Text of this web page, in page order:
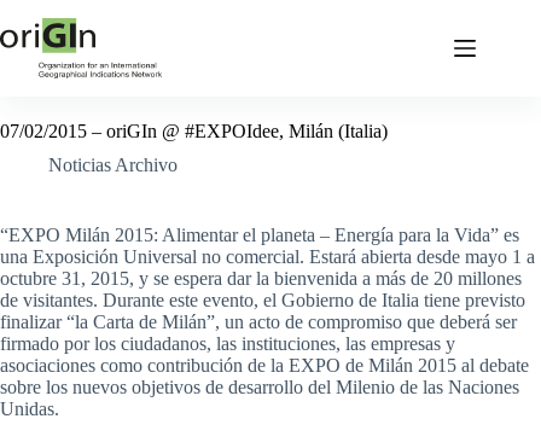
07/02/2015 – oriGIn @ #EXPOIdee, Milán (Italia)
Noticias Archivo
“EXPO Milán 2015: Alimentar el planeta – Energía para la Vida” es
una Exposición Universal no comercial. Estará abierta desde mayo 1 a
octubre 31, 2015, y se espera dar la bienvenida a más de 20 millones
de visitantes. Durante este evento, el Gobierno de Italia tiene previsto
finalizar “la Carta de Milán”, un acto de compromiso que deberá ser
firmado por los ciudadanos, las instituciones, las empresas y
asociaciones como contribución de la EXPO de Milán 2015 al debate
sobre los nuevos objetivos de desarrollo del Milenio de las Naciones
Unidas.